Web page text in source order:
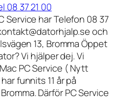
08 37 21 00
Service har Telefon 08 37
och
13, Bromma Öppet
Vi hjälper dej. Vi
PC Service ( Nytt
funnits 11 år på
Därför PC Service